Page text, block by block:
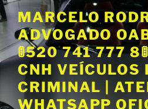
P
u
a
r
r
MARCELO
ADVOGADO
🚦520 741 777
CNH VEÍCULOS
CRIMINAL |
WHATSAPP